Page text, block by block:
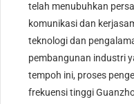
telah menubuhkan
komunikasi dan
teknologi dan
pembangunan industri
tempoh ini, proses
frekuensi tinggi